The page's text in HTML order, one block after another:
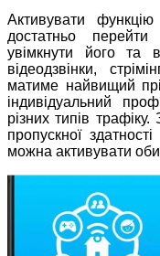
Активувати
достатньо
увімкнути його та
відеодзвінки,
матиме найвищий
індивідуальний
різних типів
пропускної
можна активувати